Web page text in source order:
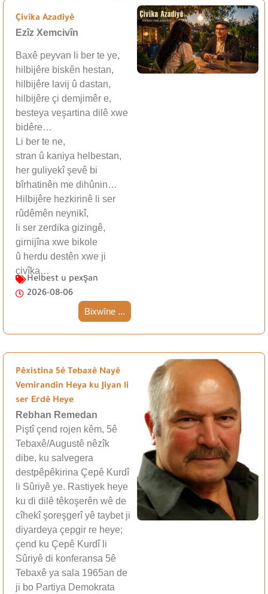
Çivîka Azadiyê
Ezîz Xemcivîn
Baxê peyvan li ber te ye,
hilbijêre biskên hestan,
hilbijêre lavij û dastan,
hilbijêre çi demjimêr e,
besteya veşartina dilê xwe
bidêre…
Li ber te ne,
stran û kaniya helbestan,
her guliyekî şevê bi
bîrhatinên me dihûnin…
Hilbijêre hezkirinê li ser
rûdêmên neynikî,
li ser zerdika gizingê,
girnijîna xwe bikole
û herdu destên xwe ji
çivîka…
Helbest u pexşan
2026-08-06
Bixwîne ...
Pêxistina 5ê Tebaxê Nayê
Vemirandin Heya ku Jiyan li
ser Erdê Heye
Rebhan Remedan
Piştî çend rojen kêm, 5ê
Tebaxê/Augustê nêzîk
dibe, ku salvegera
destpêpêkirina Çepê Kurdî
li Sûriyê ye. Rastiyek heye
ku di dilê têkoşerên wê de
cîhekî şoreşgerî yê taybet ji
diyardeya çepgir re heye;
çend ku Çepê Kurdî li
Sûriyê di konferansa 5ê
Tebaxê ya sala 1965an de
ji bo Partiya Demokrata